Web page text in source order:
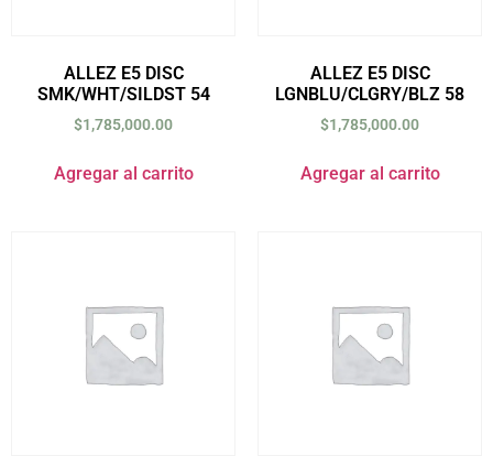
ALLEZ E5 DISC
SMK/WHT/SILDST 54
$1,785,000.00
Agregar al carrito
ALLEZ E5 DISC
LGNBLU/CLGRY/BLZ 58
$1,785,000.00
Agregar al carrito